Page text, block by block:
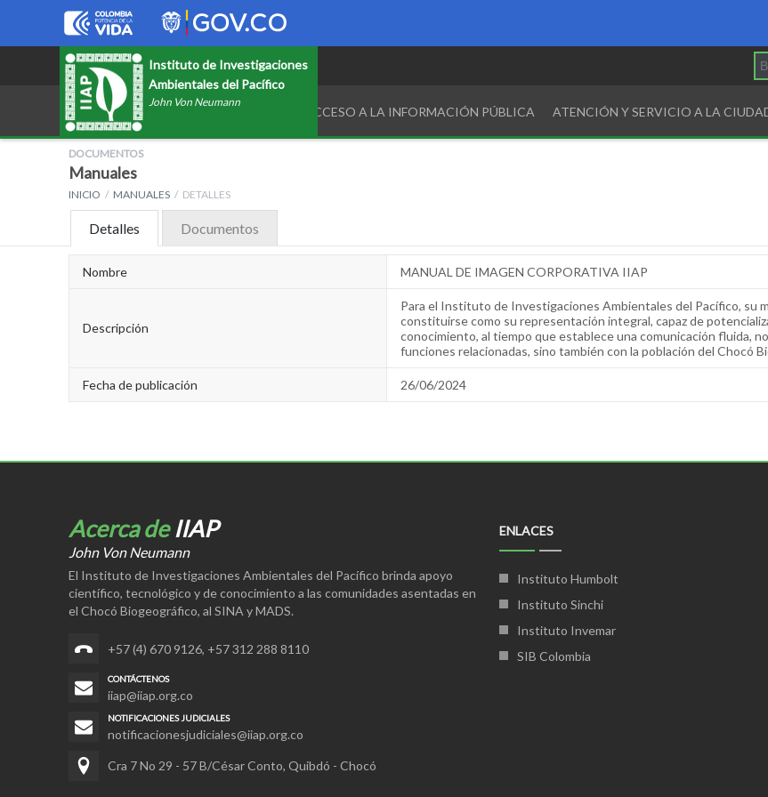
Instituto de Investigaciones
Ambientales del Pacífico
John Von Neumann
TRANSPARENCIA Y ACCESO A LA INFORMACIÓN PÚBLICA ATENCIÓN Y SERVICIO A LA
DOCUMENTOS
Manuales
INICIO MANUALES DETALLES
Detalles Documentos
Nombre MANUAL DE IMAGEN CORPORATIVA IIAP
Descripción
Para el Instituto de Investigaciones Ambientales del Pacífico, su
constituirse como su representación integral, capaz de
conocimiento, al tiempo que establece una comunicación fluida,
funciones relacionadas, sino también con la población del Chocó
Fecha de publicación 26/06/2024
Acerca deIIAP
John Von Neumann
El Instituto de Investigaciones Ambientales del Pacífico brinda apoyo
científico, tecnológico y de conocimiento a las comunidades asentadas en
el Chocó Biogeográfico, al SINA y MADS.
+57 (4) 670 9126, +57 312 288 8110
CONTÁCTENOS
iiap@iiap.org.co
NOTIFICACIONES JUDICIALES
notificacionesjudiciales@iiap.org.co
Cra 7 No 29 - 57 B/César Conto, Quibdó - Chocó
ENLACES
Instituto Humbolt
Instituto Sinchi
Instituto Invemar
SIB Colombia